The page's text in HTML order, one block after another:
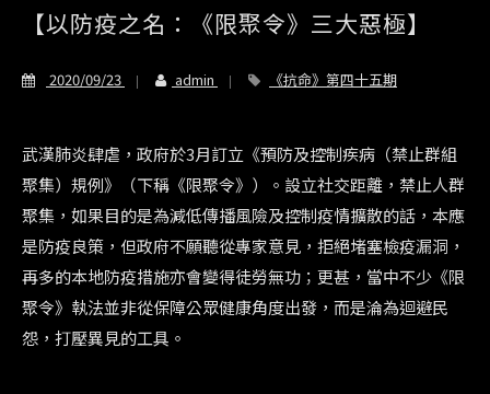
【以防疫之名：《限聚令》三大惡極】
2020/09/23 admin 《抗命》第四十五期
武漢肺炎肆虐，政府於3月訂立《預防及控制疾病（禁止群組
聚集）規例》（下稱《限聚令》）。設立社交距離，禁止人群
聚集，如果目的是為減低傳播風險及控制疫情擴散的話，本應
是防疫良策，但政府不願聽從專家意見，拒絕堵塞檢疫漏洞，
再多的本地防疫措施亦會變得徒勞無功；更甚，當中不少《限
聚令》執法並非從保障公眾健康角度出發，而是淪為迴避民
怨，打壓異見的工具。